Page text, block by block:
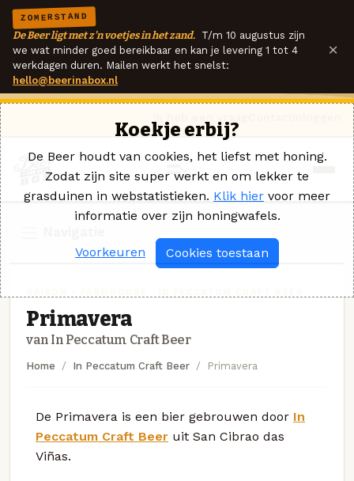
ZOMERSTAND
De Beer ligt met z'n voetjes in het zand. T/m 10 augustus zijn
we wat minder goed bereikbaar en kan je levering 1 tot 4
werkdagen duren. Mailen werkt het snelst:
hello@beerinabox.nl
×
Primavera
van In Peccatum Craft Beer
Home In Peccatum Craft Beer Primavera
De Primavera is een bier gebrouwen door In
Peccatum Craft Beer uit San Cibrao das
Viñas.
Koekje erbij?
De Beer houdt van cookies, het liefst met honing.
Zodat zijn site super werkt en om lekker te
grasduinen in webstatistieken. Klik hier voor meer
informatie over zijn honingwafels.
Voorkeuren Cookies toestaan